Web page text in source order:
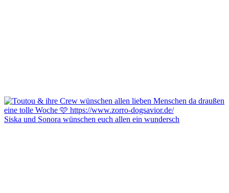
Siska und Sonora wünschen euch allen ein wundersch